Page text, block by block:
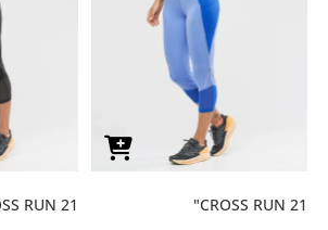
CROSS RUN 21"
RUN 21"